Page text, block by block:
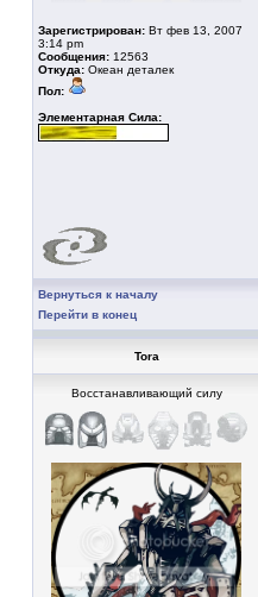
Зарегистрирован: Вт фев 13, 2007
3:14 pm
Сообщения: 12563
Откуда: Океан деталек
Пол:
Элементарная Сила:
Вернуться к началу
Перейти в конец
Tora
Восстанавливающий силу